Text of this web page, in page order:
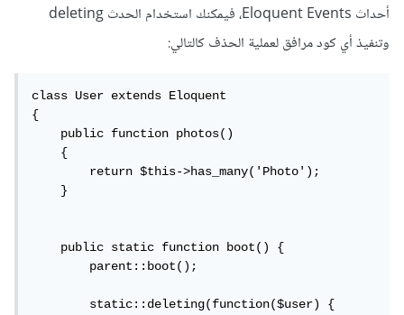
أحداث Eloquent Events، فيمكنك استخدام الحدث deleting
وتنفيذ أي كود مرافق لعملية الحذف كالتالي:
class User extends Eloquent
{
    public function photos()
    {
        return $this->has_many('Photo');
    }
    public static function boot() {
        parent::boot();
        static::deleting(function($user) {